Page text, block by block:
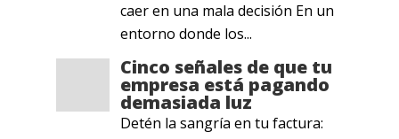
caer en una mala decisión En un
entorno donde los...
Cinco señales de que tu
empresa está pagando
demasiada luz
Detén la sangría en tu factura: